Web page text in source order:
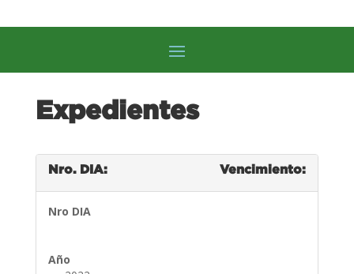
Expedientes
Nro. DIA: Vencimiento:
Nro DIA
Año